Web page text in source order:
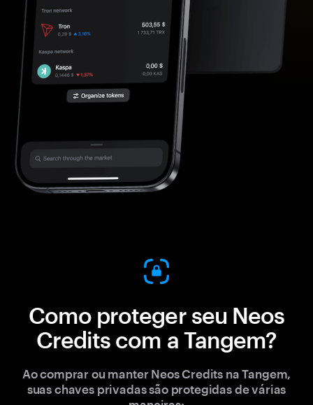
Como proteger seu Neos
Credits com a Tangem?
Ao comprar ou manter Neos Credits na Tangem,
suas chaves privadas são protegidas de várias